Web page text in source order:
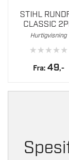
STIHL
CLASSIC
Hurtigvisning
★★★★★
Fra: 49,-
produktet
varianter.
Alternativene
velges